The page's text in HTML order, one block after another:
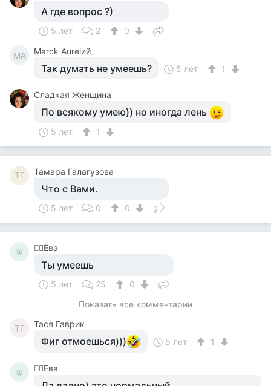
А где вопрос ?)
5 лет 2 0
MA Marck Aurelий
Так думать не умеешь? 5 лет 1
Сладкая Женщина
По всякому умею)) но иногда лень
5 лет 1
ТГ Тамара Галагузова
Что с Вами.
5 лет 0 0
🧚‍ 🧚‍♀️Ева
Ты умеешь
5 лет 25
0
Показать все комментарии
ТГ Тася Гаврик
Фиг отмоешься))) 5 лет 1
🧚‍ 🧚‍♀️Ева